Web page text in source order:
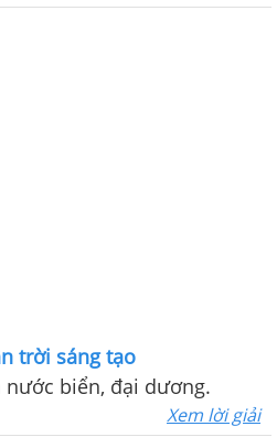
trời sáng tạo
biển, đại dương.
Xem lời giải